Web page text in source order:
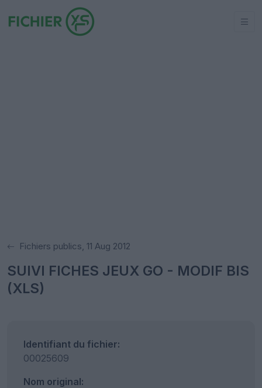
Fichiers publics, 11 Aug 2012
SUIVI FICHES JEUX GO - MODIF BIS
(XLS)
Identifiant du fichier:
00025609
Nom original: